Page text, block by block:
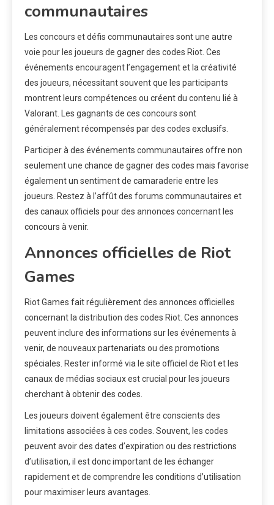
communautaires
Les concours et défis communautaires sont une autre
voie pour les joueurs de gagner des codes Riot. Ces
événements encouragent l’engagement et la créativité
des joueurs, nécessitant souvent que les participants
montrent leurs compétences ou créent du contenu lié à
Valorant. Les gagnants de ces concours sont
généralement récompensés par des codes exclusifs.
Participer à des événements communautaires offre non
seulement une chance de gagner des codes mais favorise
également un sentiment de camaraderie entre les
joueurs. Restez à l’affût des forums communautaires et
des canaux officiels pour des annonces concernant les
concours à venir.
Annonces officielles de Riot
Games
Riot Games fait régulièrement des annonces officielles
concernant la distribution des codes Riot. Ces annonces
peuvent inclure des informations sur les événements à
venir, de nouveaux partenariats ou des promotions
spéciales. Rester informé via le site officiel de Riot et les
canaux de médias sociaux est crucial pour les joueurs
cherchant à obtenir des codes.
Les joueurs doivent également être conscients des
limitations associées à ces codes. Souvent, les codes
peuvent avoir des dates d’expiration ou des restrictions
d’utilisation, il est donc important de les échanger
rapidement et de comprendre les conditions d’utilisation
pour maximiser leurs avantages.